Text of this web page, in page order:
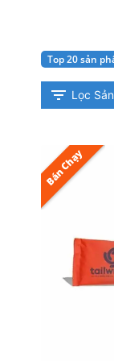
Top 20 sản
Lọc
Bán Chạy